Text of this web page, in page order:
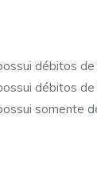
débitos
débitos
somente